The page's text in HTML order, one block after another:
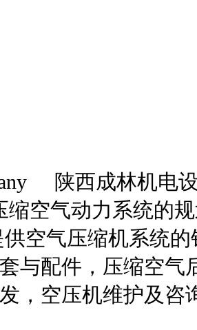
陕西成林机电
缩空气动力系统的
空气压缩机系统
与配件，压缩空气
，空压机维护及咨